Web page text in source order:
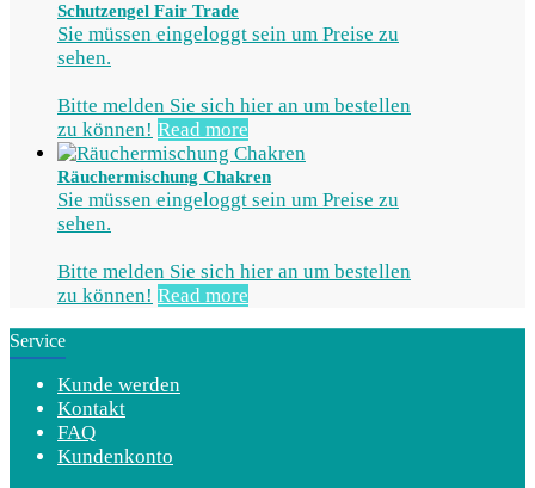
Schutzengel Fair Trade
Sie müssen eingeloggt sein um Preise zu
sehen.
Bitte melden Sie sich hier an um bestellen
zu können! Read more
Räuchermischung Chakren
Sie müssen eingeloggt sein um Preise zu
sehen.
Bitte melden Sie sich hier an um bestellen
zu können! Read more
Service
Kunde werden
Kontakt
FAQ
Kundenkonto